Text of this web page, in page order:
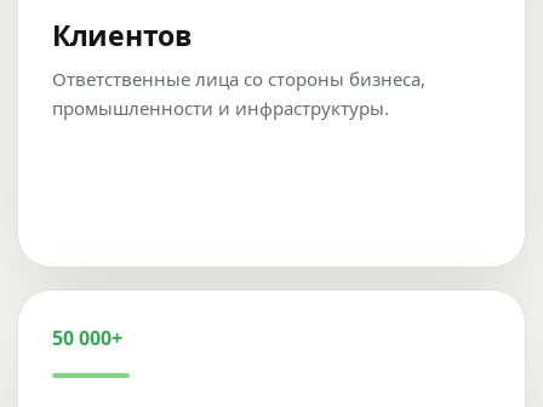
Клиентов
Ответственные лица со стороны бизнеса,
промышленности и инфраструктуры.
50 000+